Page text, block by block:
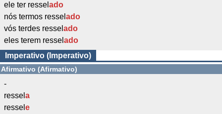
ele ter ressel ado
nós termos ressel ado
vós terdes ressel ado
eles terem ressel ado
Imperativo (Imperativo)
Afirmativo (Afirmativo)
-
ressel a
ressel e